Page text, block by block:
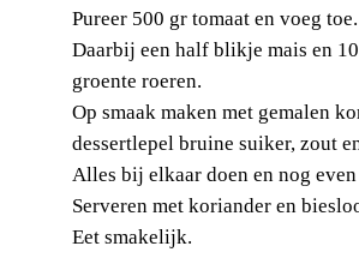
Pureer 500 gr tomaat en voeg toe.
Daarbij een half blikje mais en
groente roeren.
Op smaak maken met gemalen
dessertlepel bruine suiker, zout
Alles bij elkaar doen en nog
Serveren met koriander en
Eet smakelijk.